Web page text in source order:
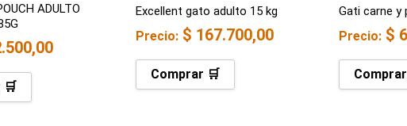
ADULTO
🛒
Excellent gato adulto 15 kg
Precio: $ 167.700,00
Comprar 🛒
Gati carne y
Precio: $